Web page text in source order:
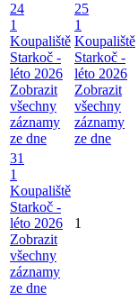
24
1
Koupaliště
Starkoč -
léto 2026
Zobrazit
všechny
záznamy
ze dne
25
1
Koupaliště
Starkoč -
léto 2026
Zobrazit
všechny
záznamy
ze dne
31
1
Koupaliště
Starkoč -
léto 2026
Zobrazit
všechny
záznamy
ze dne
1